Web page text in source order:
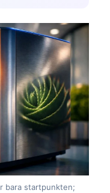
bara startpunkten;